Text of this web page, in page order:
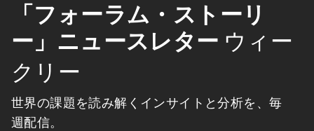
「フォーラム・ストーリ
ー」ニュースレター ウィー
クリー
世界の課題を読み解くインサイトと分析を、毎
週配信。